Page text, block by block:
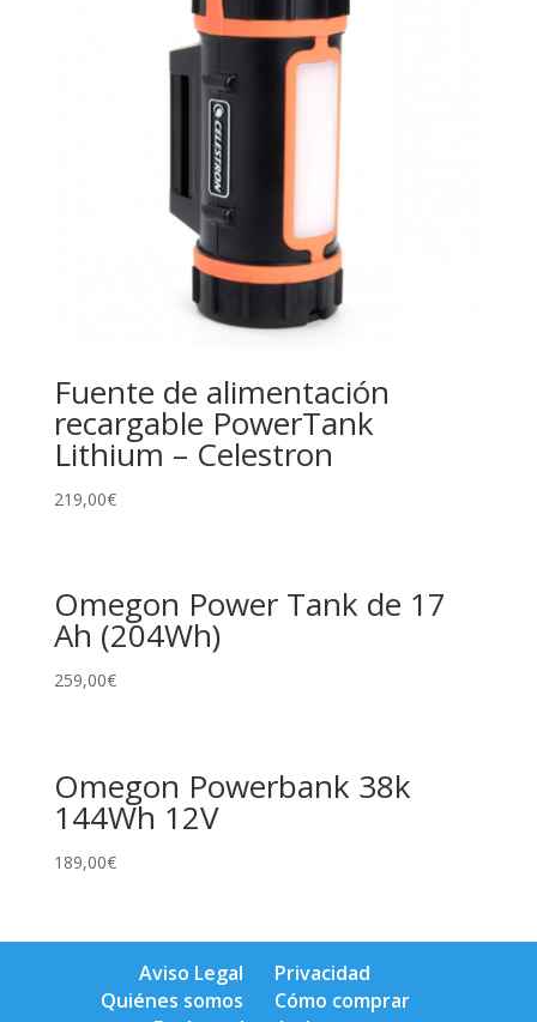
Fuente de alimentación
recargable PowerTank
Lithium – Celestron
219,00€
Omegon Power Tank de 17
Ah (204Wh)
259,00€
Omegon Powerbank 38k
144Wh 12V
189,00€
Aviso Legal
Privacidad
Quiénes somos
Cómo comprar